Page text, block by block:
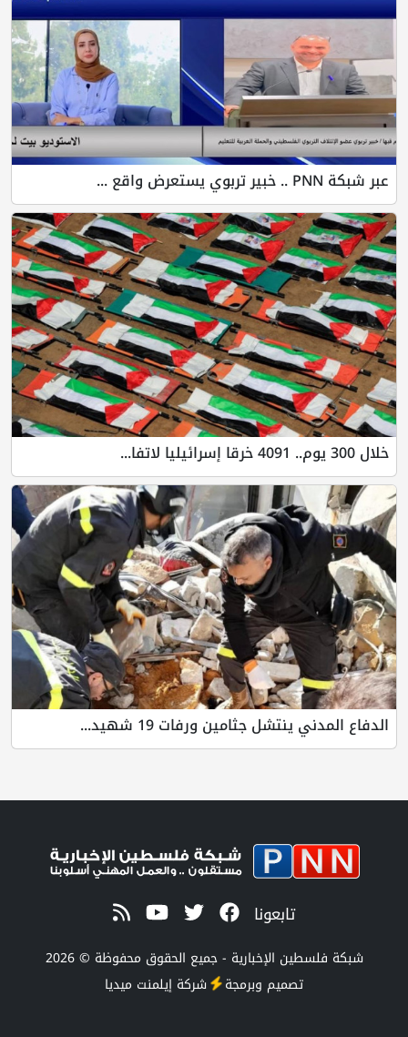
عبر شبكة PNN .. خبير تربوي يستعرض واقع ...
خلال 300 يوم.. 4091 خرقا إسرائيليا لاتفا...
الدفاع المدني ينتشل جثامين ورفات 19 شهيد...
تابعونا
شبكة فلسطين الإخبارية - جميع الحقوق محفوظة © 2026
تصميم وبرمجة شركة إيلمنت ميديا